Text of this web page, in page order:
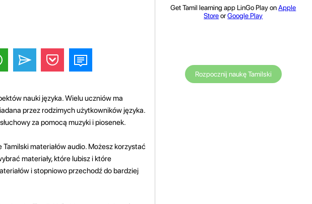
nauki języka. Wielu uczniów ma
przez rodzimych użytkowników języka.
za pomocą muzyki i piosenek.
materiałów audio. Możesz korzystać
materiały, które lubisz i które
i stopniowo przechodź do bardziej
Get Tamil learning app LinGo Play onApple
StoreorGoogle Play
Rozpocznij naukę Tamilski